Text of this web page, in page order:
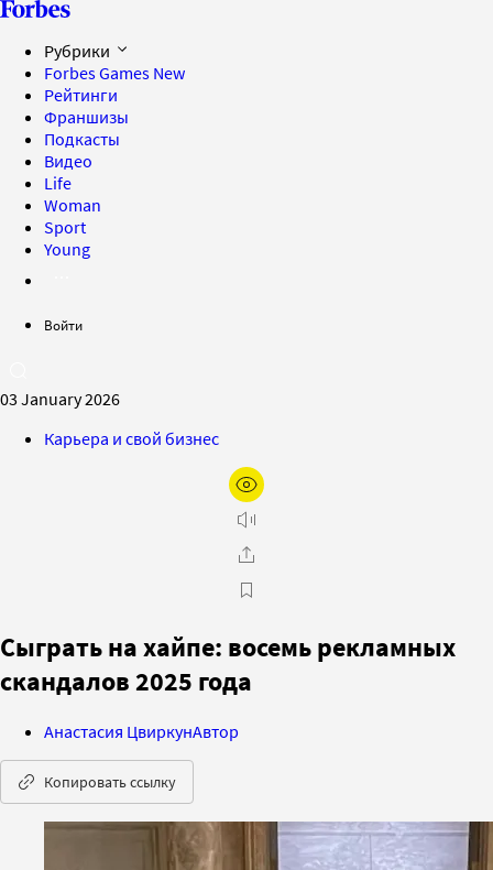
Рубрики
Forbes Games New
Рейтинги
Франшизы
Подкасты
Видео
Life
Woman
Sport
Young
Войти
03 January 2026
Карьера и свой бизнес
Сыграть на хайпе: восемь рекламных
скандалов 2025 года
Анастасия ЦвиркунАвтор
Копировать ссылку